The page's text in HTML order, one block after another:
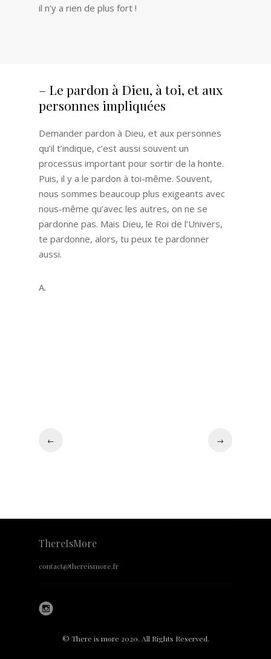
il n’y a rien de plus fort !
– Le pardon à Dieu, à toi, et aux
personnes impliquées
Demander pardon à Dieu, et aux personnes
qu’il t’indique, c’est aussi souvent un
processus important pour sortir de la honte.
Puis, il y a le pardon à toi-même. Souvent,
nous sommes beaucoup plus exigeants avec
nous-même qu’avec les autres, on ne se
pardonne pas. Mais Dieu, le Roi de l’Univers,
te pardonne, alors, tu peux te pardonner
aussi.
A.
← →
ThereIsMore
contact@thereismore.fr
© There is more 2020. All Rights Reserved.